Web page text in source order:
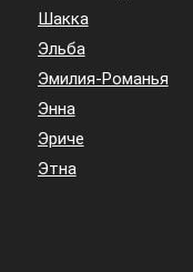
Шакка
Эльба
Эмилия-Романья
Энна
Эриче
Этна